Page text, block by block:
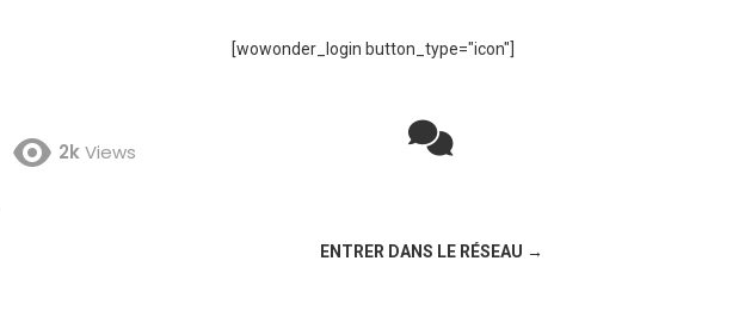
2kViews
[wowonder_login button_type="icon"]
ENTRER DANS LE RÉSEAU →